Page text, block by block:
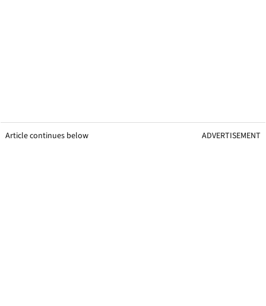
Article continues below ADVERTISEMENT